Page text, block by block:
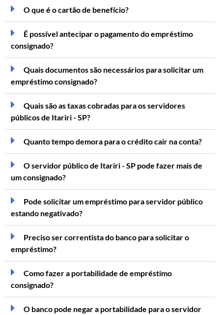
O que é o cartão de benefício?
É possível antecipar o pagamento do empréstimo
consignado?
Quais documentos são necessários para solicitar um
empréstimo consignado?
Quais são as taxas cobradas para os servidores
públicos de Itariri - SP?
Quanto tempo demora para o crédito cair na conta?
O servidor público de Itariri - SP pode fazer mais de
um consignado?
Pode solicitar um empréstimo para servidor público
estando negativado?
Preciso ser correntista do banco para solicitar o
empréstimo?
Como fazer a portabilidade de empréstimo
consignado?
O banco pode negar a portabilidade para o servidor